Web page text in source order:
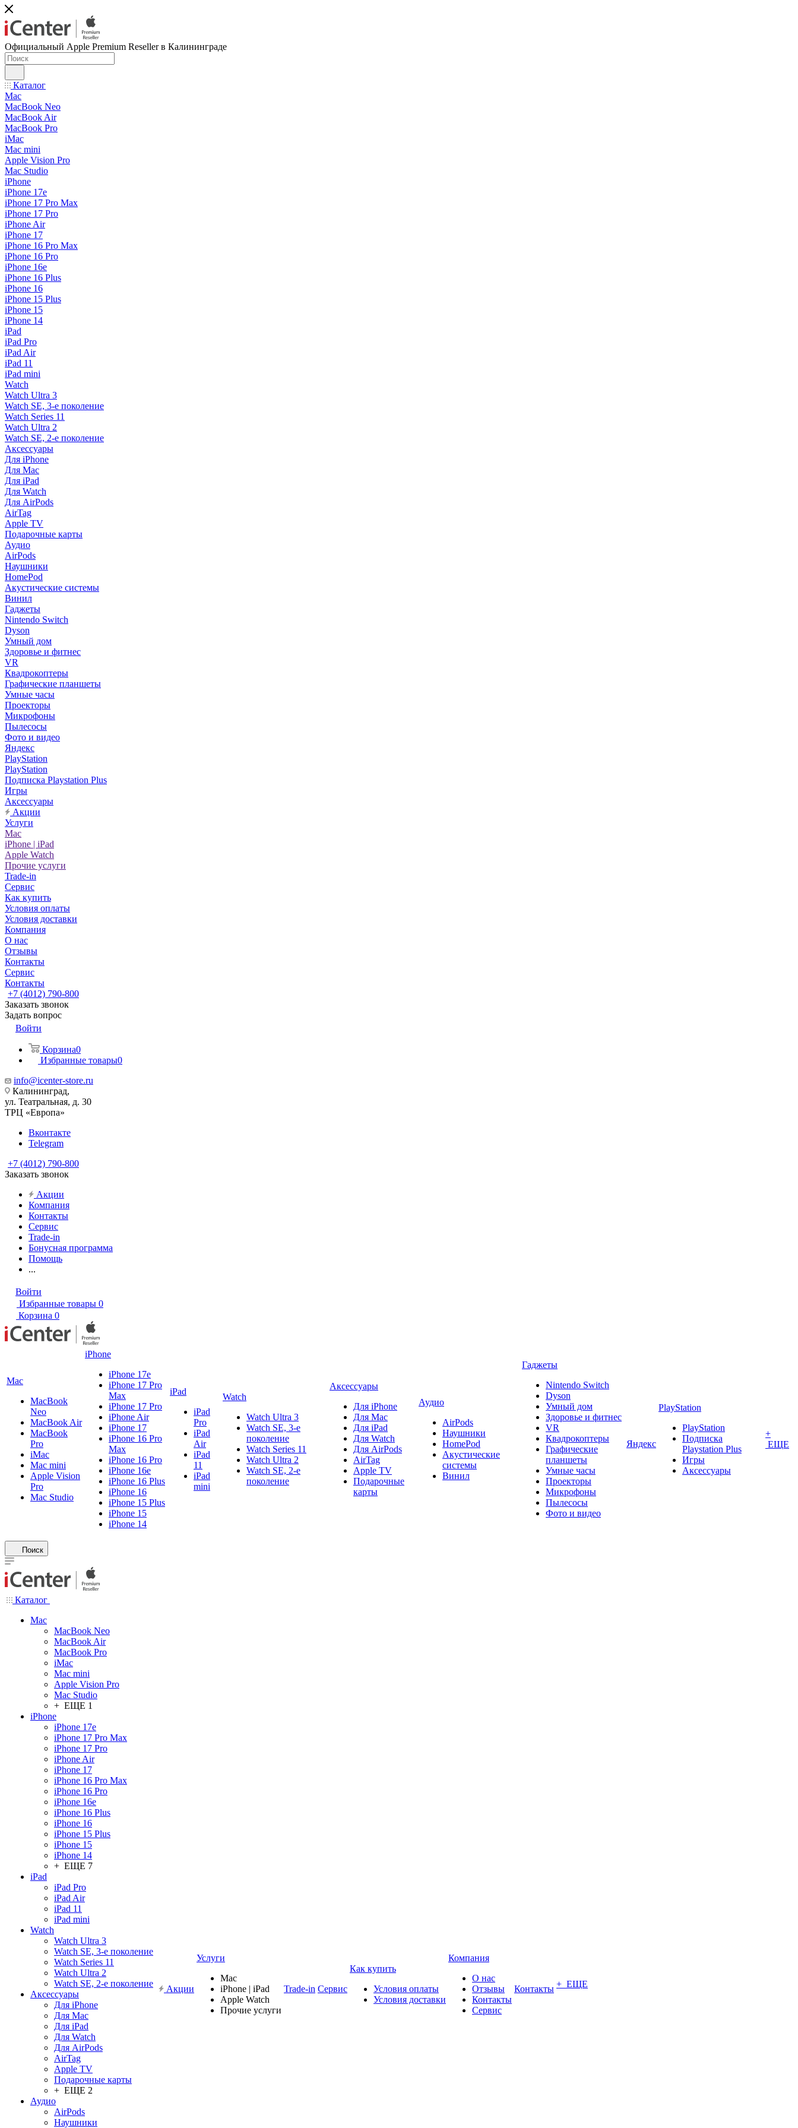
Официальный Apple Premium Reseller в Калининграде
Каталог
Mac
MacBook Neo
MacBook Air
MacBook Pro
iMac
Mac mini
Apple Vision Pro
Mac Studio
iPhone
iPhone 17e
iPhone 17 Pro Max
iPhone 17 Pro
iPhone Air
iPhone 17
iPhone 16 Pro Max
iPhone 16 Pro
iPhone 16e
iPhone 16 Plus
iPhone 16
iPhone 15 Plus
iPhone 15
iPhone 14
iPad
iPad Pro
iPad Air
iPad 11
iPad mini
Watch
Watch Ultra 3
Watch SE, 3-е поколение
Watch Series 11
Watch Ultra 2
Watch SE, 2-е поколение
Аксессуары
Для iPhone
Для Mac
Для iPad
Для Watch
Для AirPods
AirTag
Apple TV
Подарочные карты
Аудио
AirPods
Наушники
HomePod
Акустические системы
Винил
Гаджеты
Nintendo Switch
Dyson
Умный дом
Здоровье и фитнес
VR
Квадрокоптеры
Графические планшеты
Умные часы
Проекторы
Микрофоны
Пылесосы
Фото и видео
Яндекс
PlayStation
PlayStation
Подписка Playstation Plus
Игры
Аксессуары
Акции
Услуги
Mac
iPhone | iPad
Apple Watch
Прочие услуги
Trade-in
Сервис
Как купить
Условия оплаты
Условия доставки
Компания
О нас
Отзывы
Контакты
Сервис
Контакты
+7 (4012) 790-800
Заказать звонок
Задать вопрос
Войти
Корзина0
Избранные товары0
info@icenter-store.ru
Калининград,
ул. Театральная, д. 30
ТРЦ «Европа»
Вконтакте
Telegram
+7 (4012) 790-800
Заказать звонок
Акции
Компания
Контакты
Сервис
Trade-in
Бонусная программа
Помощь
...
Войти
Избранные товары 0
Корзина 0
Mac
MacBook
Neo
MacBook Air
MacBook
Pro
iMac
Mac mini
Apple Vision
Pro
Mac Studio
iPhone
iPhone 17e
iPhone 17 Pro
Max
iPhone 17 Pro
iPhone Air
iPhone 17
iPhone 16 Pro
Max
iPhone 16 Pro
iPhone 16e
iPhone 16 Plus
iPhone 16
iPhone 15 Plus
iPhone 15
iPhone 14
iPad
iPad
Pro
iPad
Air
iPad
11
iPad
mini
Watch
Watch Ultra 3
Watch SE, 3-е
поколение
Watch Series 11
Watch Ultra 2
Watch SE, 2-е
поколение
Аксессуары
Для iPhone
Для Mac
Для iPad
Для Watch
Для AirPods
AirTag
Apple TV
Подарочные
карты
Аудио
AirPods
Наушники
HomePod
Акустические
системы
Винил
Гаджеты
Nintendo Switch
Dyson
Умный дом
Здоровье и фитнес
VR
Квадрокоптеры
Графические
планшеты
Умные часы
Проекторы
Микрофоны
Пылесосы
Фото и видео
Яндекс
PlayStation
PlayStation
Подписка
Playstation Plus
Игры
Аксессуары
+
ЕЩЕ
Поиск
Каталог
Mac
MacBook Neo
MacBook Air
MacBook Pro
iMac
Mac mini
Apple Vision Pro
Mac Studio
+ ЕЩЕ 1
iPhone
iPhone 17e
iPhone 17 Pro Max
iPhone 17 Pro
iPhone Air
iPhone 17
iPhone 16 Pro Max
iPhone 16 Pro
iPhone 16e
iPhone 16 Plus
iPhone 16
iPhone 15 Plus
iPhone 15
iPhone 14
+ ЕЩЕ 7
iPad
iPad Pro
iPad Air
iPad 11
iPad mini
Watch
Watch Ultra 3
Watch SE, 3-е поколение
Watch Series 11
Watch Ultra 2
Watch SE, 2-е поколение
Аксессуары
Для iPhone
Для Mac
Для iPad
Для Watch
Для AirPods
AirTag
Apple TV
Подарочные карты
+ ЕЩЕ 2
Аудио
AirPods
Наушники
Акции
Услуги
Mac
iPhone | iPad
Apple Watch
Прочие услуги
Trade-in Сервис
Как купить
Условия оплаты
Условия доставки
Компания
О нас
Отзывы
Контакты
Сервис
Контакты + ЕЩЕ